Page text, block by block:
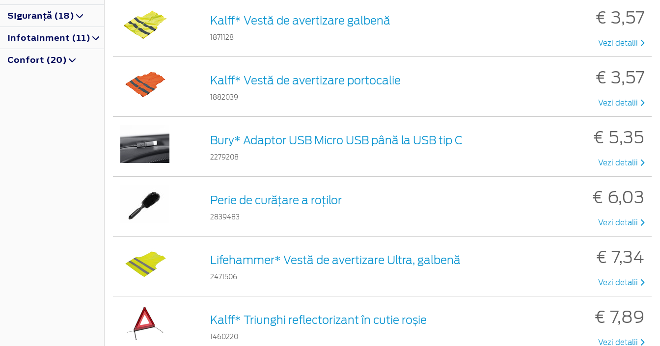
Siguranţă (18)
Infotainment (11)
Confort (20)
Kalff* Vestă de avertizare galbenă
1871128
€ 3,57
Vezi detalii
Kalff* Vestă de avertizare portocalie
1882039
€ 3,57
Vezi detalii
Bury* Adaptor USB Micro USB până la USB tip C
2279208
€ 5,35
Vezi detalii
Perie de curățare a roților
2839483
€ 6,03
Vezi detalii
Lifehammer* Vestă de avertizare Ultra, galbenă
2471506
€ 7,34
Vezi detalii
Kalff* Triunghi reflectorizant în cutie roșie
1460220
€ 7,89
Vezi detalii